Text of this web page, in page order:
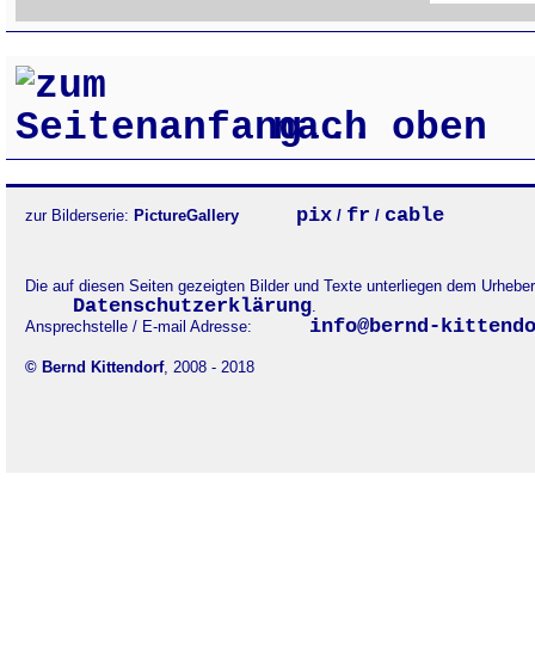
nach oben
zur Bilderserie: PictureGallery pix / fr / cable
Die auf diesen Seiten gezeigten Bilder und Texte unterliegen dem
Datenschutzerklärung.
Ansprechstelle / E-mail Adresse:
info@bernd-
© Bernd Kittendorf, 2008 - 2018